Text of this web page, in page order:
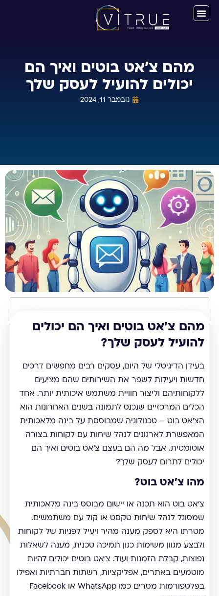
מהם צ'אט בוטים ואיך הם
יכולים להועיל לעסק שלך
נובמבר 11, 2024
תוכן עניינים
מהם צ'אט בוטים ואיך הם יכולים
להועיל לעסק שלך?
בעידן הדיגיטלי של היום, עסקים רבים מחפשים דרכים
חדשות ויעילות לשפר את השירותים שהם מציעים
ללקוחותיהם וליצור חוויית משתמש איכותית יותר. אחד
הכלים המרכזיים שנכנס לתמונה בשנים האחרונות הוא
הצ'אט בוט – טכנולוגיה שמבוססת על בינה מלאכותית
המאפשרת לארגונים לנהל שיחות עם לקוחות בצורה
אוטומטית. אבל מה הם בעצם צ'אט בוטים ואיך הם
יכולים לתרום לעסק שלך?
מהו צ'אט בוט?
צ'אט בוט הוא תכנה או יישום מבוסס בינה מלאכותית
שמסוגל לנהל שיחות טקסט או קול עם משתמשים.
מטרתו היא לספק מענה מהיר ויעיל לפניות של לקוחות
ולבצע מגוון משימות כגון תמיכה טכנית, מענה לשאלות
נפוצות, קבלת הזמנות ועוד. צ'אט בוטים יכולים להיות
מוטמעים באתרים, אפליקציות, רשתות חברתיות ואפילו
בפלטפורמות מסרים כמו WhatsApp או Facebook